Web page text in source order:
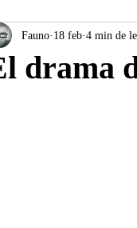
drama
Fauno 18 feb 4 min de